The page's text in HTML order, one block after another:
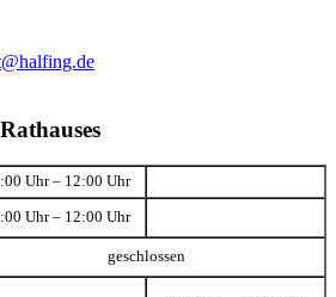
Uhr – 12:00 Uhr
Uhr – 12:00 Uhr
geschlossen